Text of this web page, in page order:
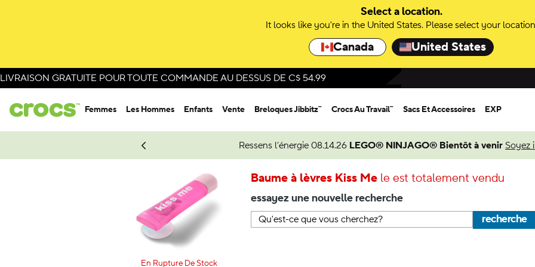
Select a location.
It looks like you're in the United States. Please select your
Canada United States
LIVRAISON GRATUITE POUR TOUTE COMMANDE AU DESSUS DE C$ 54.99
Femmes Les Hommes Enfants Vente Breloques Jibbitz™ Crocs Au Travail™ Sacs Et Accessoires EXP
Ressens l’énergie 08.14.26 LEGO® NINJAGO® Bientôt à venir Soyez
Magasinez Spider-Man
Baume à lèvres Kiss Mele est totalement vendu
En Rupture De Stock
essayez une nouvelle recherche
recherche